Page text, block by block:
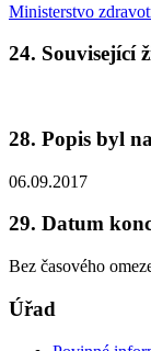
Ministerstvo
24. Související
28. Popis byl
06.09.2017
29. Datum
Bez časového
Úřad